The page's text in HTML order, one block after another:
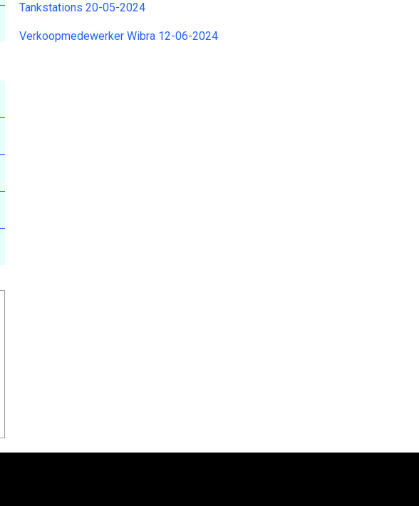
Tankstations 20-05-2024
Verkoopmedewerker Wibra 12-06-2024